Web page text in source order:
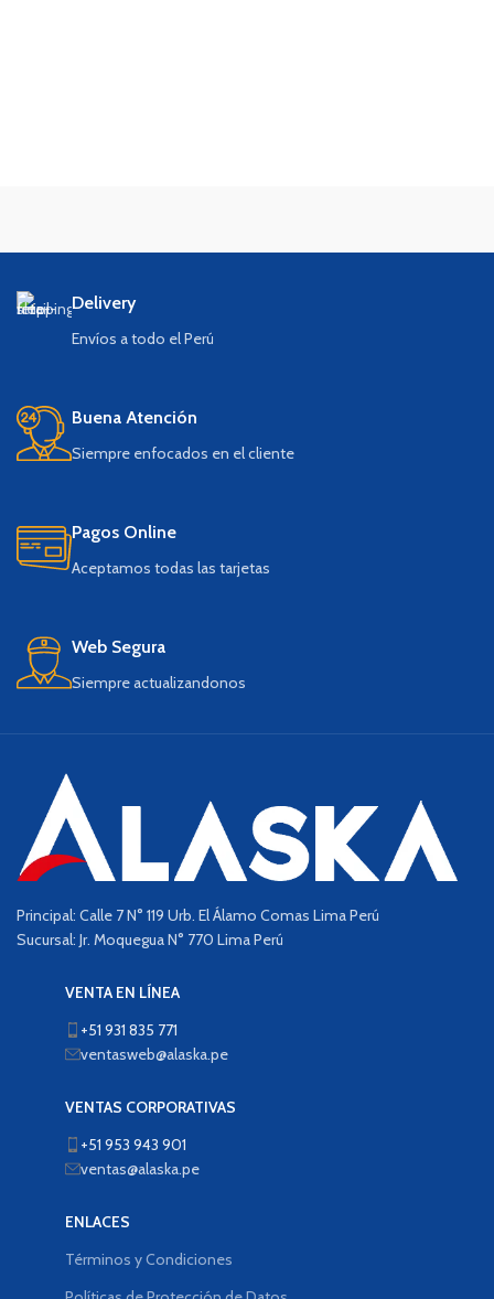
Delivery
Envíos a todo el Perú
Buena Atención
Siempre enfocados en el cliente
Pagos Online
Aceptamos todas las tarjetas
Web Segura
Siempre actualizandonos
Principal: Calle 7 N° 119 Urb. El Álamo Comas Lima Perú
Sucursal: Jr. Moquegua N° 770 Lima Perú
VENTA EN LÍNEA
+51 931 835 771
ventasweb@alaska.pe
VENTAS CORPORATIVAS
+51 953 943 901
ventas@alaska.pe
ENLACES
Términos y Condiciones